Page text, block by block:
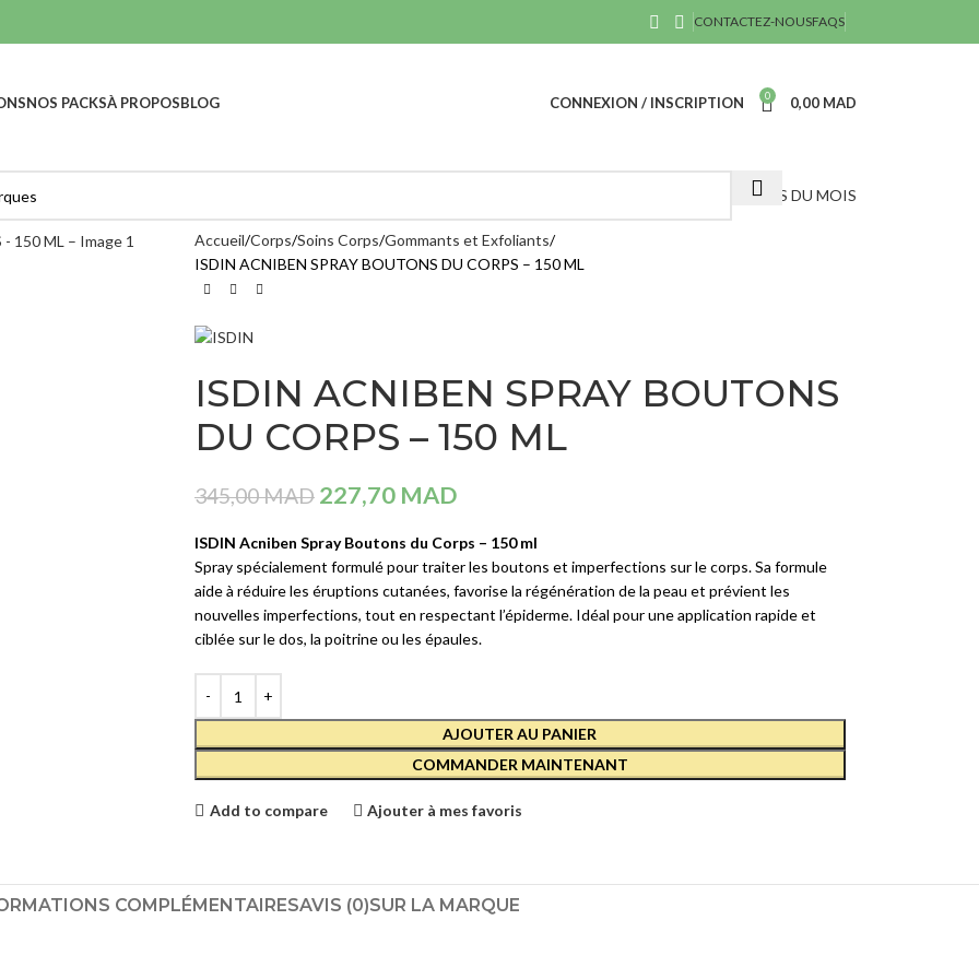
CONTACTEZ-NOUSFAQS
NOS PACKSÀ PROPOSBLOG CONNEXION / INSCRIPTION 0 0,00 MAD
Hydratants et Réparateurs
A-DERMA PHYS-
AC HYDRA - 40
ML
COFFRET
VINOSOURCE-
HYDRA 2022
390,00 MAD
TONIQUE
HYDRATANTE -
200 ML
OFFRES DU MOIS
Accueil Corps Soins Corps Gommants et Exfoliants
ISDIN ACNIBEN SPRAY BOUTONS DU CORPS – 150 ML
ISDIN ACNIBEN SPRAY BOUTONS
DU CORPS – 150 ML
345,00MAD 227,70 MAD
ISDIN Acniben Spray Boutons du Corps – 150 ml
Spray spécialement formulé pour traiter les boutons et imperfections sur le corps. Sa formule
aide à réduire les éruptions cutanées, favorise la régénération de la peau et prévient les
nouvelles imperfections, tout en respectant l’épiderme. Idéal pour une application rapide et
ciblée sur le dos, la poitrine ou les épaules.
AJOUTER AU PANIER
COMMANDER MAINTENANT
Add to compare Ajouter à mes favoris
COMPLÉMENTAIRESAVIS (0)SUR LA MARQUE